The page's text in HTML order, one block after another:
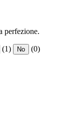
perfezione.
(1) No (0)